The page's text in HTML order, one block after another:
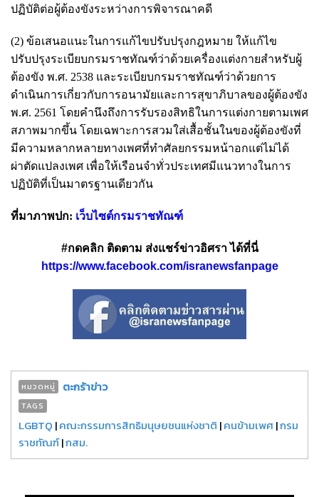
ปฏิบัติต่อผู้ต้องขังระหว่างการพิจารณาคดี
(2) ข้อเสนอแนะในการแก้ไขปรับปรุงกฎหมาย ให้แก้ไข
ปรับปรุงระเบียบกรมราชทัณฑ์ว่าด้วยเครื่องแต่งกายสำหรับผู้
ต้องขัง พ.ศ. 2538 และระเบียบกรมราชทัณฑ์ว่าด้วยการ
ดำเนินการเกี่ยวกับการอนามัยและการสุขาภิบาลของผู้ต้องขัง
พ.ศ. 2561 โดยคำนึงถึงการรับรองสิทธิในการแต่งกายตามเพศ
สภาพมากขึ้น โดยเฉพาะการสวมใส่เสื้อชั้นในของผู้ต้องขังที่
มีความหลากหลายทางเพศที่ทำศัลยกรรมหน้าอกแต่ไม่ได้
ผ่าตัดแปลงเพศ เพื่อให้เรือนจำทั่วประเทศมีแนวทางในการ
ปฏิบัติที่เป็นมาตรฐานเดียวกัน
ที่มาภาพปก: เว็บไซต์กรมราชทัณฑ์
#กดคลิก ติดตาม ส่งแชร์ข่าวอิศรา ได้ที่นี่
https://www.facebook.com/isranewsfanpage
หมวดหมู่ ตะกร้าข่าว
TAGS
LGBTQ |คณะกรรมการสิทธิมนุษยชนแห่งชาติ |คนข้ามเพศ |กรม
ราชทัณฑ์|กสม.